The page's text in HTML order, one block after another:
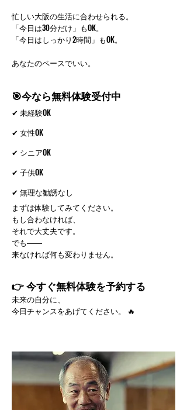
忙しい大阪の生活に合わせられる。
「今日は30分だけ」もOK。
「今日はしっかり2時間」もOK。
あなたのペースでいい。
🎯今なら無料体験受付中
✔ 未経験OK
✔ 女性OK
✔ シニアOK
✔ 子供OK
✔ 無理な勧誘なし
まずは体験してみてください。
もし合わなければ、
それで大丈夫です。
でも――
来なければ何も変わりません。
​👉 今すぐ無料体験を予約する
未来の自分に、
今日チャンスをあげてください。 🔥